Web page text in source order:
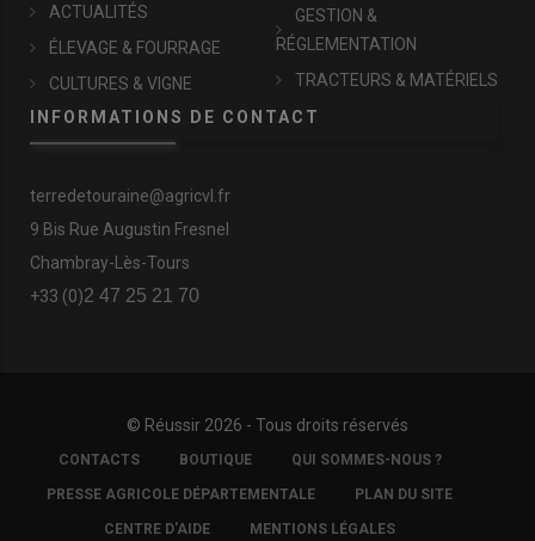
ACTUALITÉS
ÉLEVAGE & FOURRAGE
CULTURES & VIGNE
GESTION &
RÉGLEMENTATION
TRACTEURS & MATÉRIELS
INFORMATIONS DE CONTACT
terredetouraine@agricvl.fr
9 Bis Rue Augustin Fresnel
Chambray-Lès-Tours
+33 (0)2 47 25 21 70
© Réussir 2026 - Tous droits réservés
FOOTER
COPYRIGHT
CONTACTS BOUTIQUE QUI SOMMES-NOUS ?
PRESSE AGRICOLE DÉPARTEMENTALE PLAN DU SITE
CENTRE D'AIDE MENTIONS LÉGALES